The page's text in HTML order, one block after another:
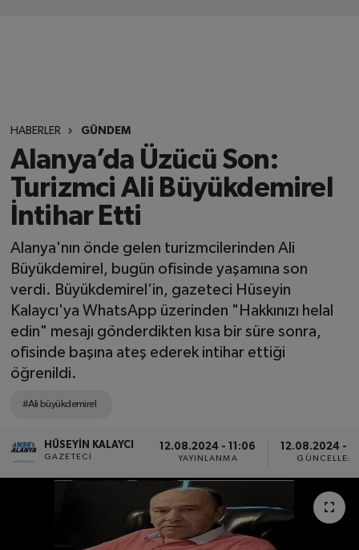
HABERLER GÜNDEM
Alanya’da Üzücü Son:
Turizmci Ali Büyükdemirel
İntihar Etti
Alanya'nın önde gelen turizmcilerinden Ali
Büyükdemirel, bugün ofisinde yaşamına son
verdi. Büyükdemirel’in, gazeteci Hüseyin
Kalaycı'ya WhatsApp üzerinden "Hakkınızı helal
edin" mesajı gönderdikten kısa bir süre sonra,
ofisinde başına ateş ederek intihar ettiği
öğrenildi.
#Ali büyükdemirel
HÜSEYIN KALAYCI
GAZETECI
12.08.2024 - 11:06
YAYINLANMA
12.08.2024 -